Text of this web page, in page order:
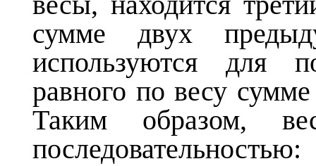
сумме двух
используются для
равного по весу
Таким образом,
последовательностью: